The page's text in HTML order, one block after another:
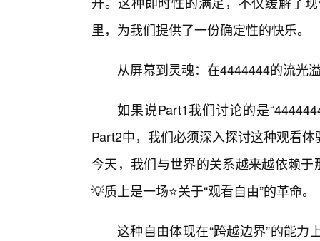
里，为我们提供了一份确定性的快乐。
从屏幕到灵魂：在4444444的流光
如果说Part1我们讨论的是
Part2中，我们必须深入探讨这种观看
今天，我们与世界的关系越来越依赖
💡质上是一场⭐关于“观看自由”的革命。
这种自由体现在“跨越边界”的能